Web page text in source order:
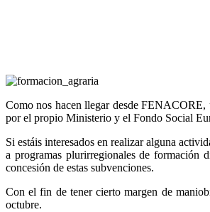
Como nos hacen llegar desde
por el propio Ministerio y el Fondo Social
Si estáis interesados en realizar alguna
a programas plurirregionales de formación
concesión de estas subvenciones.
Con el fin de tener cierto margen de
octubre.